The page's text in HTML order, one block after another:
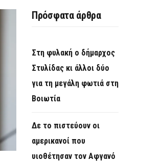
Πρόσφατα άρθρα
Στη φυλακή ο δήμαρχος
Στυλίδας κι άλλοι δύο
για τη μεγάλη φωτιά στη
Βοιωτία
Δε το πιστεύουν οι
αμερικανοί που
υιοθέτησαν τον Αφγανό